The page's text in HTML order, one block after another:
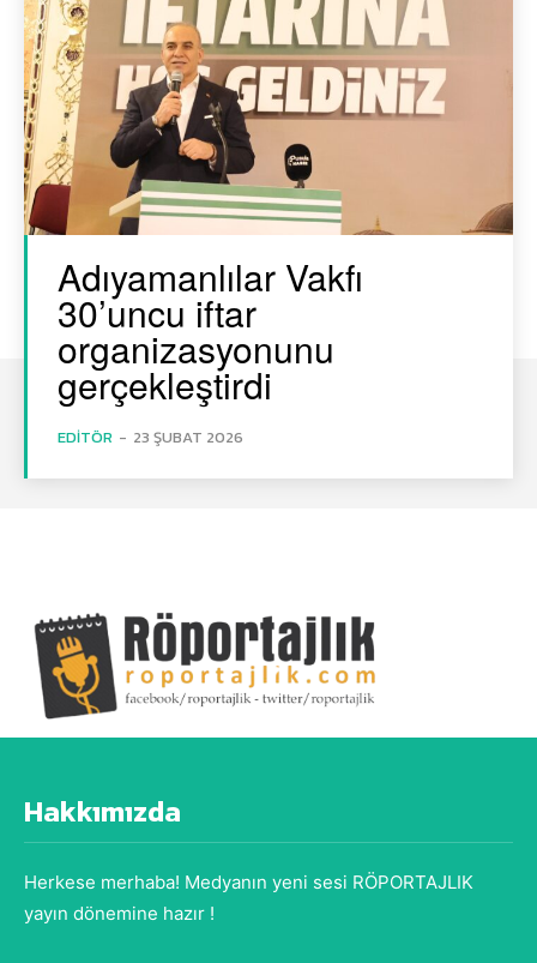
Adıyamanlılar Vakfı
30’uncu iftar
organizasyonunu
gerçekleştirdi
EDITÖR - 23 ŞUBAT 2026
Hakkımızda
Herkese merhaba! Medyanın yeni sesi RÖPORTAJLIK
yayın dönemine hazır !